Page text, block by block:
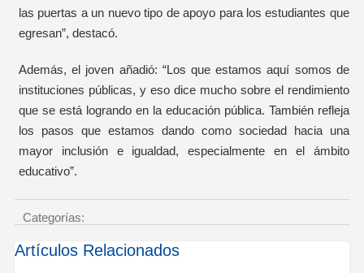
las puertas a un nuevo tipo de apoyo para los estudiantes que
egresan”, destacó.
Además, el joven añadió: “Los que estamos aquí somos de
instituciones públicas, y eso dice mucho sobre el rendimiento
que se está logrando en la educación pública. También refleja
los pasos que estamos dando como sociedad hacia una
mayor inclusión e igualdad, especialmente en el ámbito
educativo”.
Categorías:
Artículos Relacionados